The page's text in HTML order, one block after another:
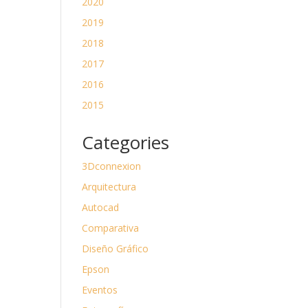
2019
2018
2017
2016
2015
Categories
3Dconnexion
Arquitectura
Autocad
Comparativa
Diseño Gráfico
Epson
Eventos